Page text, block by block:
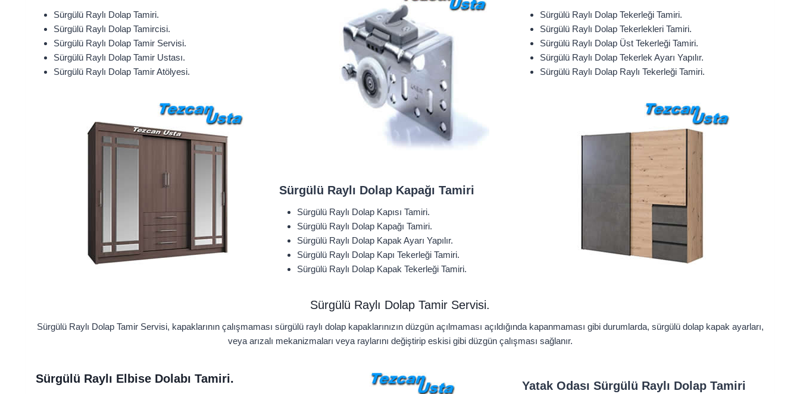
Sürgülü Raylı Dolap Tamiri.
Sürgülü Raylı Dolap Tamircisi.
Sürgülü Raylı Dolap Tamir Servisi.
Sürgülü Raylı Dolap Tamir Ustası.
Sürgülü Raylı Dolap Tamir Atölyesi.
Sürgülü Raylı Dolap Kapağı Tamiri
Sürgülü Raylı Dolap Kapısı Tamiri.
Sürgülü Raylı Dolap Kapağı Tamiri.
Sürgülü Raylı Dolap Kapak Ayarı Yapılır.
Sürgülü Raylı Dolap Kapı Tekerleği Tamiri.
Sürgülü Raylı Dolap Kapak Tekerleği Tamiri.
Sürgülü Raylı Dolap Tekerleği Tamiri.
Sürgülü Raylı Dolap Tekerlekleri Tamiri.
Sürgülü Raylı Dolap Üst Tekerleği Tamiri.
Sürgülü Raylı Dolap Tekerlek Ayarı Yapılır.
Sürgülü Raylı Dolap Raylı Tekerleği Tamiri.
Sürgülü Raylı Dolap Tamir Servisi.
Sürgülü Raylı Dolap Tamir Servisi, kapaklarının çalışmaması sürgülü raylı dolap kapaklarınızın düzgün açılmaması açıldığında kapanmaması gibi durumlarda, sürgülü dolap kapak ayarları,
veya arızalı mekanizmaları veya raylarını değiştirip eskisi gibi düzgün çalışması sağlanır.
Sürgülü Raylı Elbise Dolabı Tamiri.
Yatak Odası Sürgülü Raylı Dolap Tamiri